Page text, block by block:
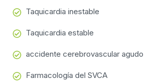
Taquicardia inestable
Taquicardia estable
accidente cerebrovascular agudo
Farmacología del SVCA